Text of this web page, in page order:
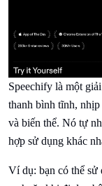
Speechify là một
thanh bình tĩnh,
và biến thể. Nó tự
hợp sử dụng khác
Ví dụ: bạn có thể sử